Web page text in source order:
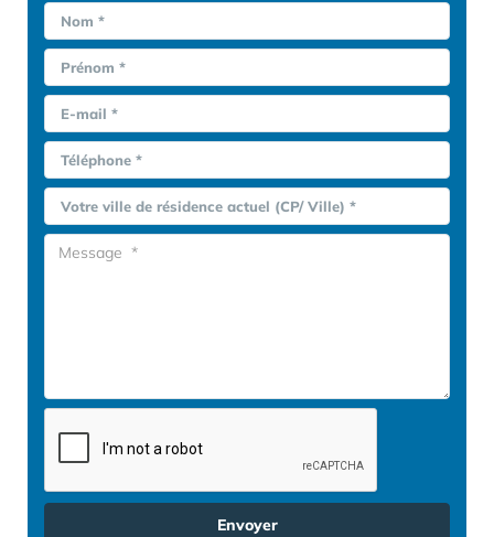
Nom *
Prénom *
E-mail *
Téléphone *
Votre ville de résidence actuel (CP/ Ville) *
Envoyer